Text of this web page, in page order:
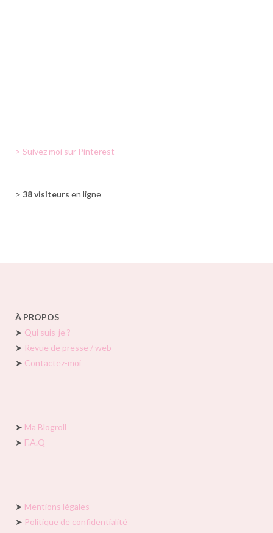
> Suivez moi sur Pinterest
> 38 visiteurs en ligne
À PROPOS
➤ Qui suis-je ?
➤ Revue de presse / web
➤ Contactez-moi
➤ Ma Blogroll
➤ F.A.Q
➤ Mentions légales
➤ Politique de confidentialité